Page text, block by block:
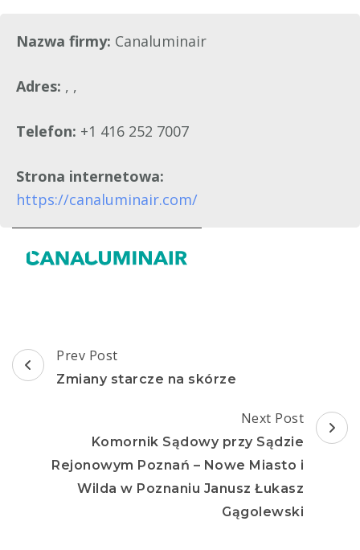
Nazwa firmy: Canaluminair
Adres: , ,
Telefon: +1 416 252 7007
Strona internetowa:
https://canaluminair.com/
Post
Navigation
Prev Post
Zmiany starcze na skórze
Next Post
Komornik Sądowy przy Sądzie
Rejonowym Poznań – Nowe Miasto i
Wilda w Poznaniu Janusz Łukasz
Gągolewski